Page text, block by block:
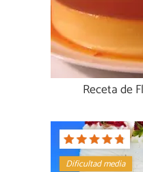
Receta de
Dificultad media